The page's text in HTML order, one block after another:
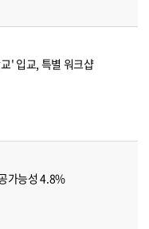
' 입교, 특별 워크샵
가능성 4.8%